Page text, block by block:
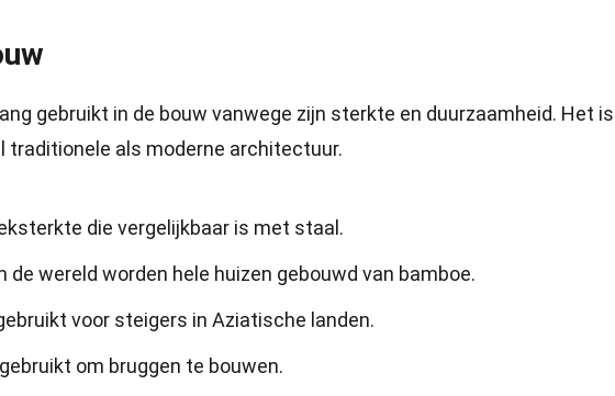
gebruikt in de bouw vanwege zijn sterkte en duurzaamheid. Het
traditionele als moderne architectuur.
die vergelijkbaar is met staal.
de wereld worden hele huizen gebouwd van bamboe.
voor steigers in Aziatische landen.
om bruggen te bouwen.